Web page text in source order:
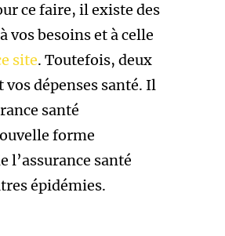
ce faire, il existe des
vos besoins et à celle
site. Toutefois, deux
dépenses santé. Il
santé
forme
l’assurance santé
épidémies.